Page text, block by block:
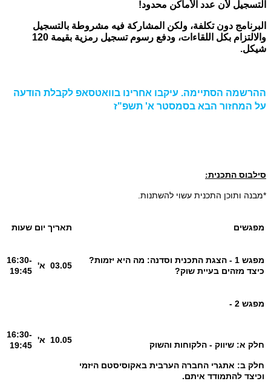
التسجيل لأن عدد الأماكن محدود!
البرنامج دون تكلفة، ولكن المشاركة فيه مشروطة بالتسجيل
والالتزام بكل اللقاءات، ودفع رسوم تسجيل رمزية بقيمة 120
شيكل.
ההרשמה הסתיימה. עיקבו אחרינו בוואטסאפ לקבלת הודעה
על המחזור הבא בסמסטר א' תשפ"ז
סילבוס התכנית:
*מבנה ותוכן התכנית עשוי להשתנות.
מפגשים תאריך יום שעות
מפגש 1 - הצגת התכנית וסדנה: מה היא יזמות?
כיצד מזהים בעיית שוק?
03.05 א'
16:30-
19:45
מפגש 2 -
חלק א: שיווק - הלקוחות והשוק
חלק ב: אתגרי החברה הערבית באקוסיסטם היזמי
וכיצד להתמודד איתם.
10.05 א'
16:30-
19:45